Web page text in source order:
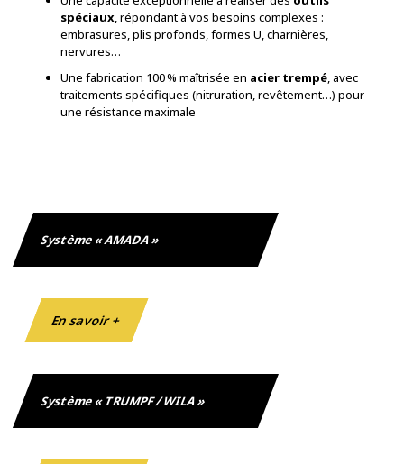
spéciaux, répondant à vos besoins complexes :
embrasures, plis profonds, formes U, charnières,
nervures…
Une fabrication 100 % maîtrisée en acier trempé, avec
traitements spécifiques (nitruration, revêtement…) pour
une résistance maximale
Système « AMADA »
En savoir +
Système « TRUMPF / WILA »